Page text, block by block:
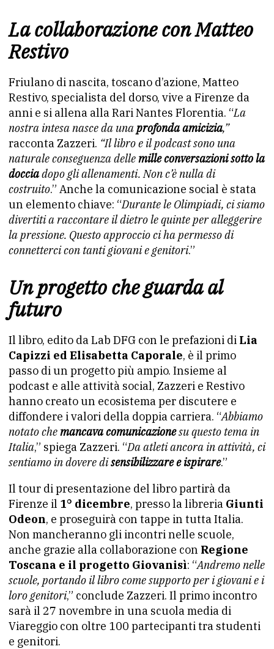
La collaborazione con Matteo
Restivo
Friulano di nascita, toscano d’azione, Matteo
Restivo, specialista del dorso, vive a Firenze da
anni e si allena alla Rari Nantes Florentia. “La
nostra intesa nasce da unaprofonda amicizia,”
racconta Zazzeri. “Il libro e il podcast sono una
naturale conseguenza dellemille conversazioni sotto la
docciadopo gli allenamenti. Non c’è nulla di
costruito.” Anche la comunicazione social è stata
un elemento chiave: “Durante le Olimpiadi, ci siamo
divertiti a raccontare il dietro le quinte per alleggerire
la pressione. Questo approccio ci ha permesso di
connetterci con tanti giovani e genitori.”
Un progetto che guarda al
futuro
Il libro, edito da Lab DFG con le prefazioni di Lia
Capizzi ed Elisabetta Caporale, è il primo
passo di un progetto più ampio. Insieme al
podcast e alle attività social, Zazzeri e Restivo
hanno creato un ecosistema per discutere e
diffondere i valori della doppia carriera. “Abbiamo
notato chemancava comunicazionesu questo tema in
Italia,” spiega Zazzeri. “Da atleti ancora in attività, ci
sentiamo in dovere disensibilizzare e ispirare.”
Il tour di presentazione del libro partirà da
Firenze il 1° dicembre, presso la libreria Giunti
Odeon, e proseguirà con tappe in tutta Italia.
Non mancheranno gli incontri nelle scuole,
anche grazie alla collaborazione con Regione
Toscana e il progetto Giovanisì: “Andremo nelle
scuole, portando il libro come supporto per i giovani e i
loro genitori,” conclude Zazzeri. Il primo incontro
sarà il 27 novembre in una scuola media di
Viareggio con oltre 100 partecipanti tra studenti
e genitori.